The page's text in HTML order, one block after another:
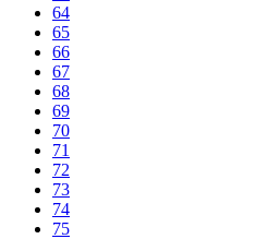
64
65
66
67
68
69
70
71
72
73
74
75